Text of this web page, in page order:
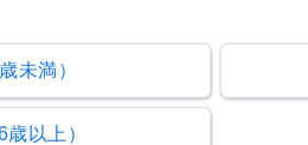
未満）
以上）